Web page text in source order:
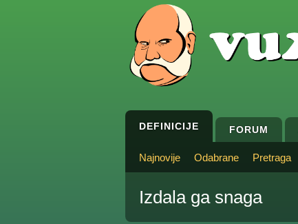
DEFINICIJE FORUM
Najnovije Odabrane Pretraga
Izdala ga snaga